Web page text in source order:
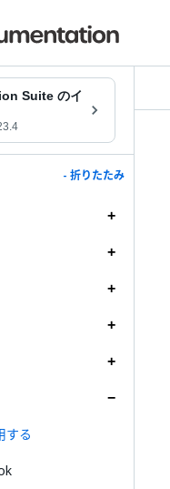
Suite のイ
- 折りたたみ
する